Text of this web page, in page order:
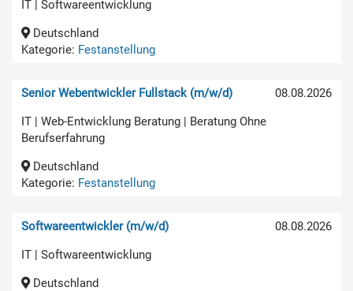
IT | Softwareentwicklung
Deutschland
Kategorie: Festanstellung
08.08.2026
Senior Webentwickler Fullstack (m/w/d)
IT | Web-Entwicklung Beratung | Beratung Ohne
Berufserfahrung
Deutschland
Kategorie: Festanstellung
08.08.2026
Softwareentwickler (m/w/d)
IT | Softwareentwicklung
Deutschland